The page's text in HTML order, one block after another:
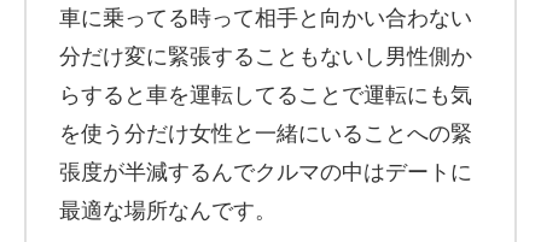
車に乗ってる時って相手と向かい合わない
分だけ変に緊張することもないし男性側か
らすると車を運転してることで運転にも気
を使う分だけ女性と一緒にいることへの緊
張度が半減するんでクルマの中はデートに
最適な場所なんです。